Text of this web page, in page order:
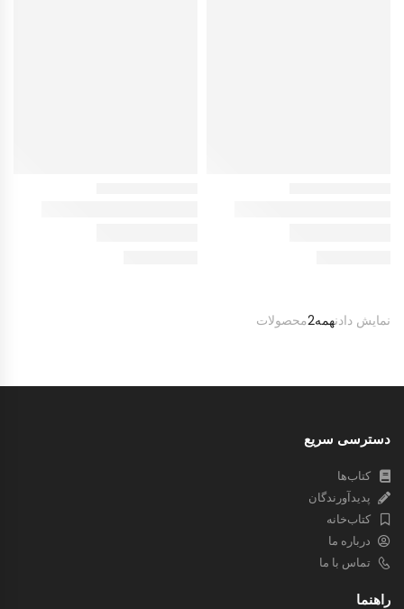
نمایش دادنهمه2 محصولات
دسترسی سریع
کتاب‌ها
پدیدآورندگان
کتاب‌خانه
درباره ما
تماس با ما
راهنما